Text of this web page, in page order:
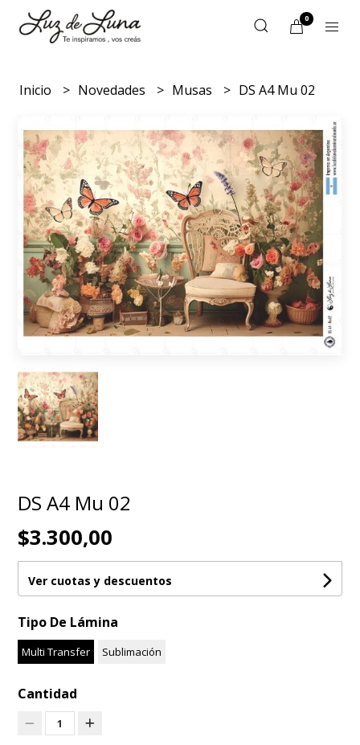
0
Inicio Novedades Musas DS A4 Mu 02
DS A4 Mu 02
$3.300,00
Ver cuotas y descuentos
Tipo De Lámina
Multi Transfer Sublimación
Cantidad
1